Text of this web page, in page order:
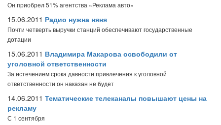
Он приобрел 51% агентства «Реклама авто»
15.06.2011 Радио нужна няня
Почти четверть выручки станций обеспечивают государственные
дотации
15.06.2011 Владимира Макарова освободили от
уголовной ответственности
За истечением срока давности привлечения к уголовной
ответственности он наказан не будет
14.06.2011 Тематические телеканалы повышают цены на
рекламу
С 1 сентября